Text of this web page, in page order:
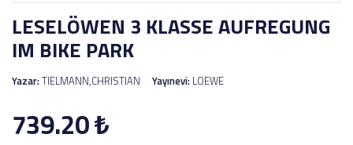
LESELÖWEN 3 KLASSE AUFREGUNG
IM BIKE PARK
Yazar:TIELMANN,CHRISTIAN Yayınevi: LOEWE
739.20₺